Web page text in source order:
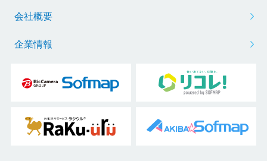
会社概要
企業情報